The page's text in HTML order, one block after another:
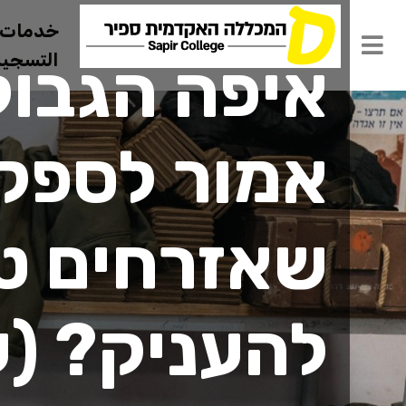
خدمات الصفحة الرئيسية חדשות
איפה
אמור
שאזרחים
להעניק?